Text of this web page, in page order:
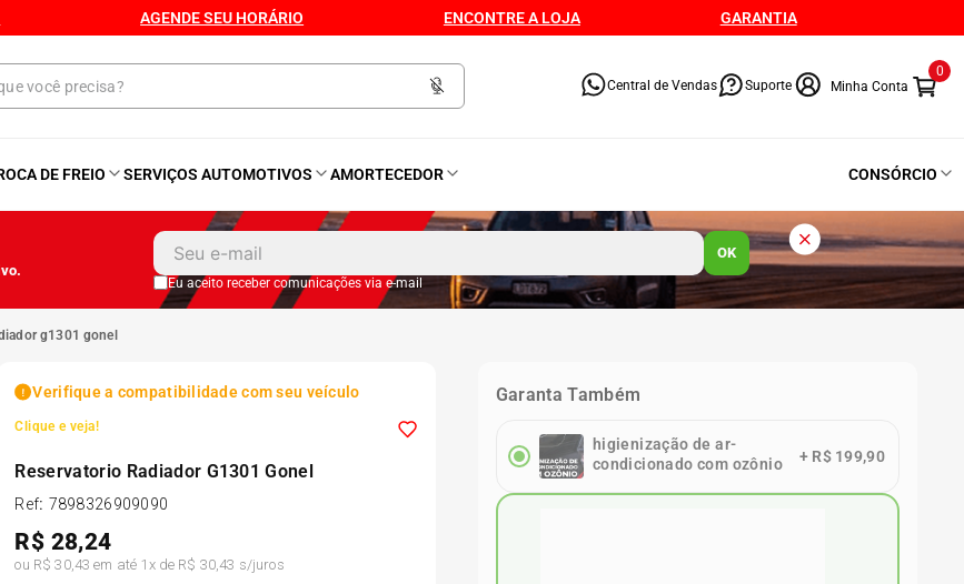
AGENDE SEU HORÁRIO ENCONTRE A LOJA GARANTIA
Central de Vendas Suporte
0
DE FREIO SERVIÇOS AUTOMOTIVOS AMORTECEDOR CONSÓRCIO
OK
Eu aceito receber comunicações via e-mail
g1301 gonel
Verifique a compatibilidade com seu veículo
Clique e veja!
Reservatorio Radiador G1301 Gonel
Ref: 7898326909090
R$ 28,24
ou R$ 30,43 em até 1 x de R$ 30,43 s/juros
Garanta Também
higienização de ar-
condicionado com ozônio
+ R$ 199,90
Kit 4 Pneu
Bproauto
Kit Pneu
175 70r14
Kit 4 Pneu Xbri Aro 13